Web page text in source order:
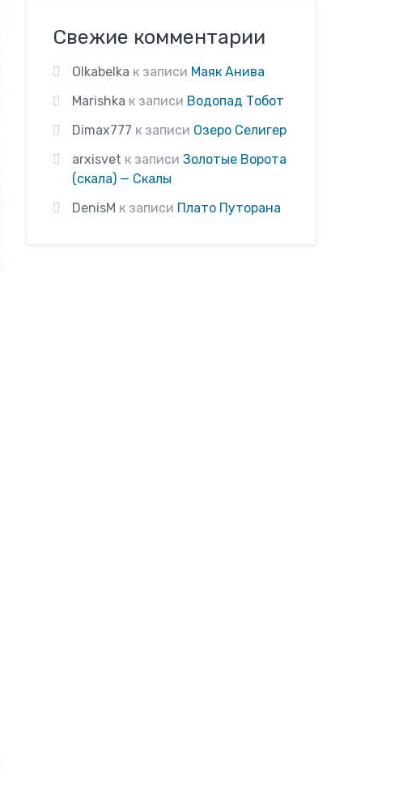
Свежие комментарии
Olkabelka к записи Маяк Анива
Marishka к записи Водопад Тобот
Dimax777 к записи Озеро Селигер
arxisvet к записиЗолотые Ворота
(скала) — Скалы
DenisM к записи Плато Путорана